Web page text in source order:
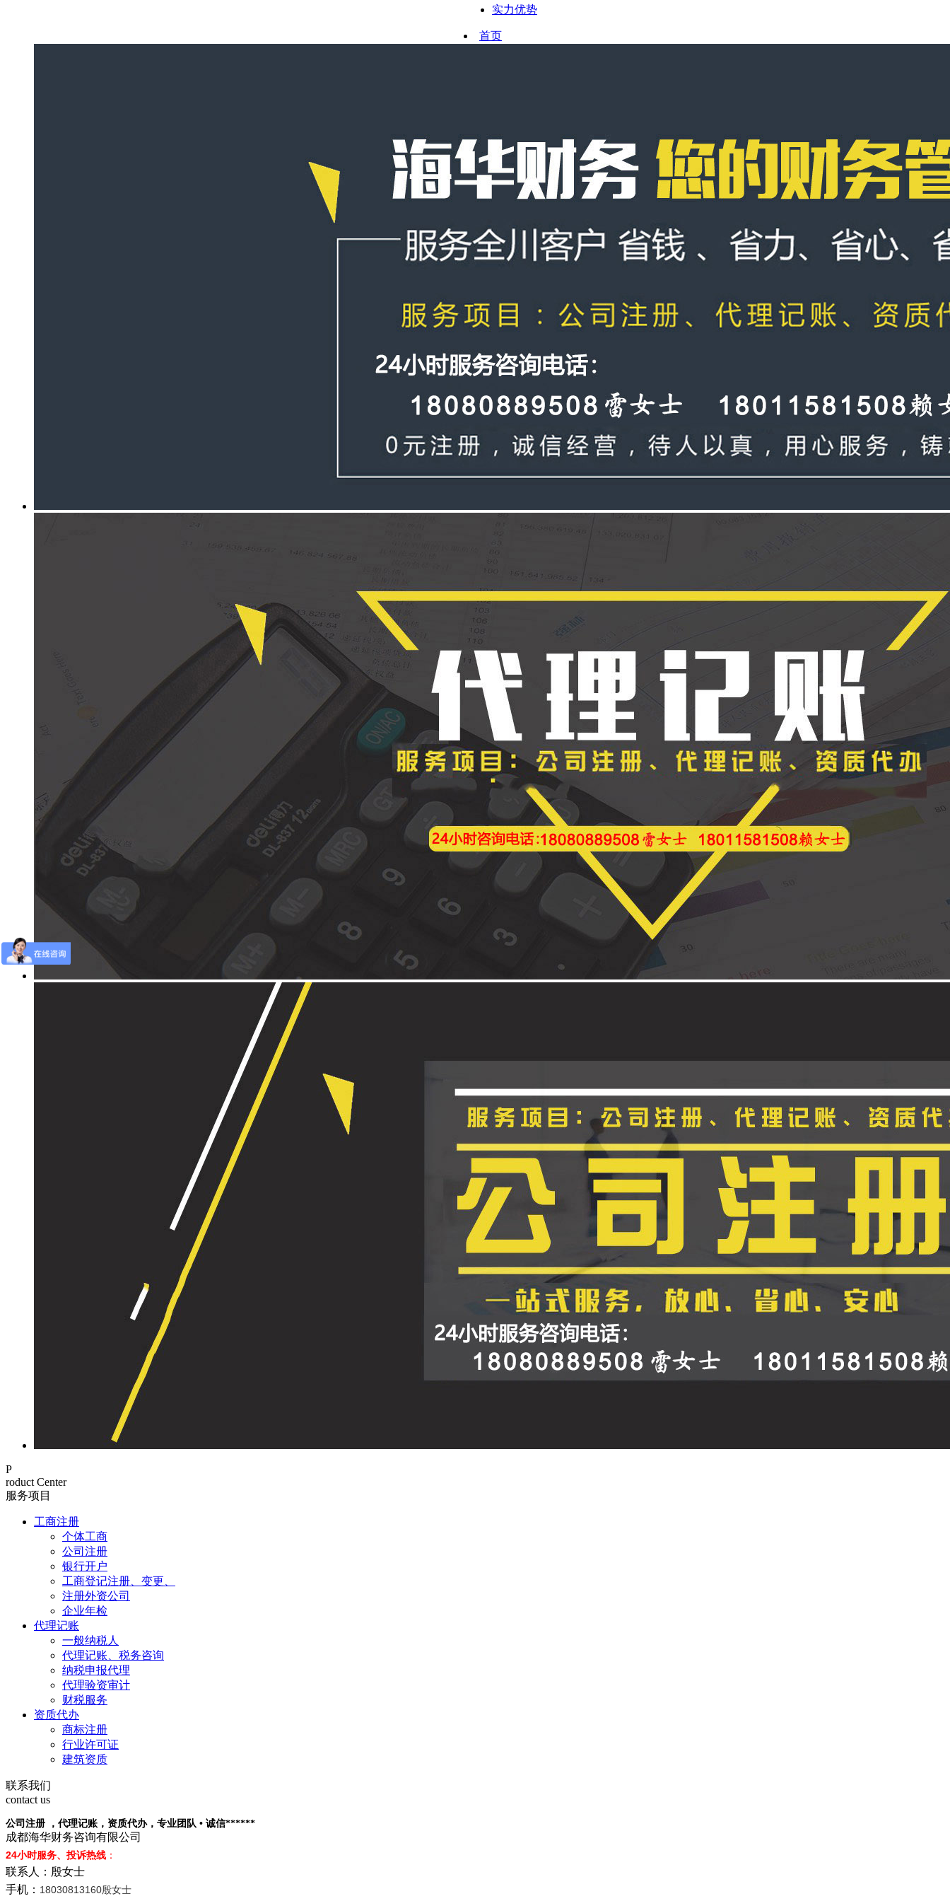
实力优势
首页
P
roduct Center
服务项目
工商注册
个体工商
公司注册
银行开户
工商登记注册、变更、
注册外资公司
企业年检
代理记账
一般纳税人
代理记账、税务咨询
纳税申报代理
代理验资审计
财税服务
资质代办
商标注册
行业许可证
建筑资质
联系我们
contact us
公司注册 ，代理记账，资质代办，专业团队 • 诚信******
成都海华财务咨询有限公司
24小时服务、投诉热线 ：
联系人：殷女士
手机： 18030813160殷女士